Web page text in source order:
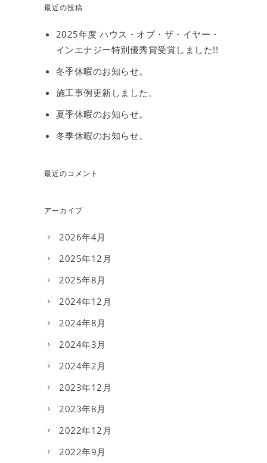
最近の投稿
2025年度 ハウス・オブ・ザ・イヤー・
インエナジー特別優秀賞受賞しました!!
冬季休暇のお知らせ。
施工事例更新しました。
夏季休暇のお知らせ。
冬季休暇のお知らせ。
最近のコメント
アーカイブ
2026年4月
2025年12月
2025年8月
2024年12月
2024年8月
2024年3月
2024年2月
2023年12月
2023年8月
2022年12月
2022年9月